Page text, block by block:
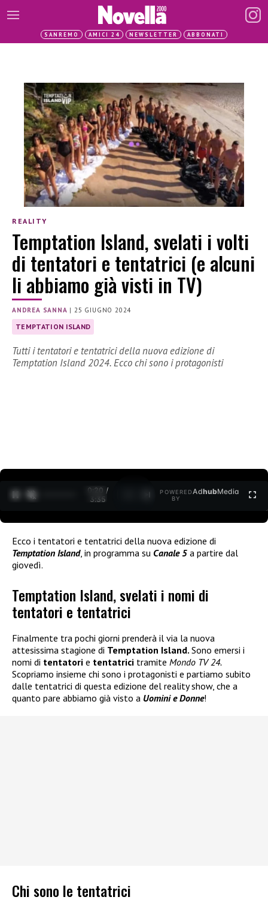
SANREMO AMICI 24 NEWSLETTER ABBONATI
REALITY
Temptation Island, svelati i volti
di tentatori e tentatrici (e alcuni
li abbiamo già visti in TV)
ANDREA SANNA |25 GIUGNO 2024
TEMPTATION ISLAND
Tutti i tentatori e tentatrici della nuova edizione di
Temptation Island 2024. Ecco chi sono i protagonisti
0:21 /
3:35
POWERED
BY
AdhubMedia
Ecco i tentatori e tentatrici della nuova edizione di
Temptation Island, in programma su Canale 5 a partire dal
giovedì.
Temptation Island, svelati i nomi di
tentatori e tentatrici
Finalmente tra pochi giorni prenderà il via la nuova
attesissima stagione di Temptation Island. Sono emersi i
nomi di tentatori e tentatrici tramite Mondo TV 24.
Scopriamo insieme chi sono i protagonisti e partiamo subito
dalle tentatrici di questa edizione del reality show, che a
quanto pare abbiamo già visto a Uomini e Donne!
Chi sono le tentatrici